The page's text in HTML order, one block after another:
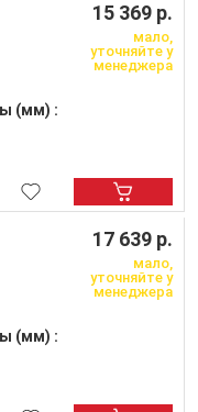
(мм) :
15 369 р.
мало,
уточняйте у
менеджера
(мм) :
17 639 р.
мало,
уточняйте у
менеджера